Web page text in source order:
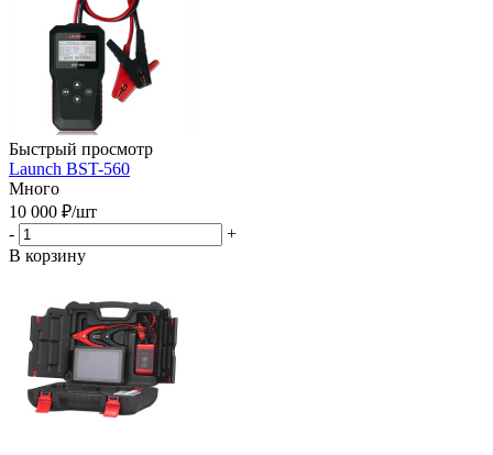
Быстрый просмотр
Launch BST-560
Много
10 000 ₽/шт
-
+
В корзину